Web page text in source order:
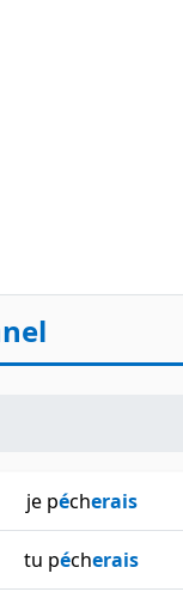
je pécherais
tu pécherais